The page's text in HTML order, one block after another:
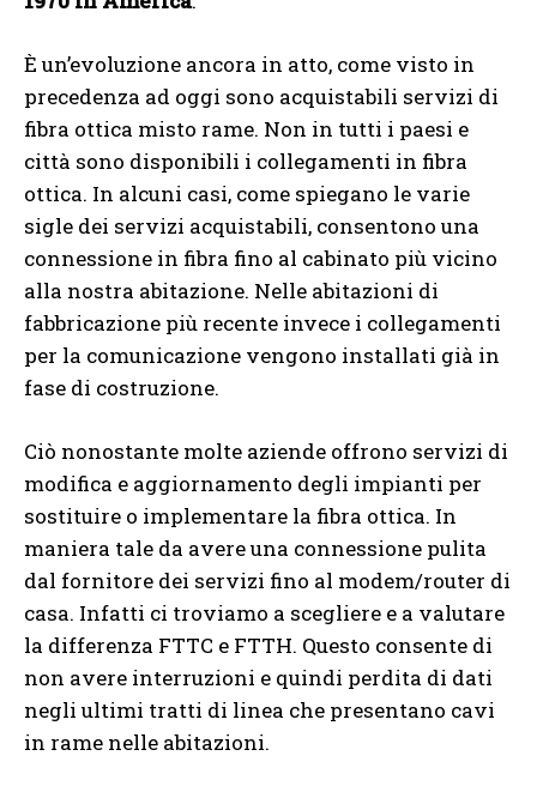
È un’evoluzione ancora in atto, come visto in
precedenza ad oggi sono acquistabili servizi di
fibra ottica misto rame. Non in tutti i paesi e
città sono disponibili i collegamenti in fibra
ottica. In alcuni casi, come spiegano le varie
sigle dei servizi acquistabili, consentono una
connessione in fibra fino al cabinato più vicino
alla nostra abitazione. Nelle abitazioni di
fabbricazione più recente invece i collegamenti
per la comunicazione vengono installati già in
fase di costruzione.
Ciò nonostante molte aziende offrono servizi di
modifica e aggiornamento degli impianti per
sostituire o implementare la fibra ottica. In
maniera tale da avere una connessione pulita
dal fornitore dei servizi fino al modem/router di
casa. Infatti ci troviamo a scegliere e a valutare
la differenza FTTC e FTTH. Questo consente di
non avere interruzioni e quindi perdita di dati
negli ultimi tratti di linea che presentano cavi
in rame nelle abitazioni.